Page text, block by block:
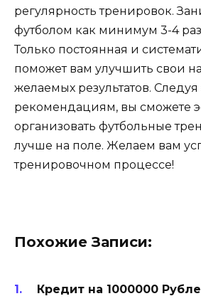
регулярность тренировок.
футболом как минимум 3-4
Только постоянная и
поможет вам улучшить свои
желаемых результатов. Следуя
рекомендациям, вы сможете
организовать футбольные
лучше на поле. Желаем вам
тренировочном процессе!
Похожие Записи:
Кредит на 1000000